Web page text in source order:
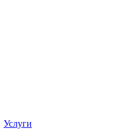
Услуги